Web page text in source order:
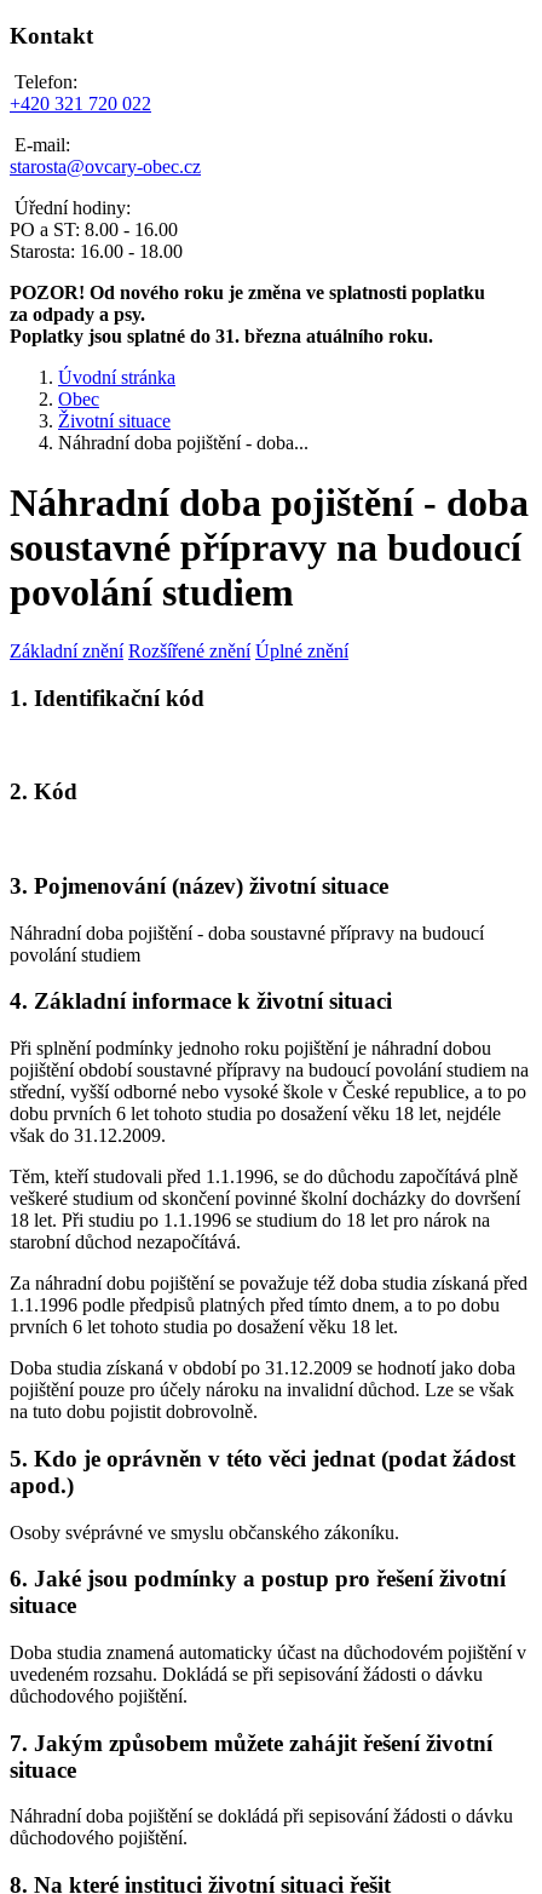
Kontakt
Telefon:
+420 321 720 022
E-mail:
starosta@ovcary-obec.cz
Úřední hodiny:
PO a ST: 8.00 - 16.00
Starosta: 16.00 - 18.00
POZOR! Od nového roku je změna ve splatnosti poplatku
za odpady a psy.
Poplatky jsou splatné do 31. března atuálního roku.
Úvodní stránka
Obec
Životní situace
Náhradní doba pojištění - doba...
Náhradní doba pojištění - doba
soustavné přípravy na budoucí
povolání studiem
Základní znění Rozšířené znění Úplné znění
1. Identifikační kód
2. Kód
3. Pojmenování (název) životní situace
Náhradní doba pojištění - doba soustavné přípravy na budoucí
povolání studiem
4. Základní informace k životní situaci
Při splnění podmínky jednoho roku pojištění je náhradní dobou
pojištění období soustavné přípravy na budoucí povolání studiem na
střední, vyšší odborné nebo vysoké škole v České republice, a to po
dobu prvních 6 let tohoto studia po dosažení věku 18 let, nejdéle
však do 31.12.2009.
Těm, kteří studovali před 1.1.1996, se do důchodu započítává plně
veškeré studium od skončení povinné školní docházky do dovršení
18 let. Při studiu po 1.1.1996 se studium do 18 let pro nárok na
starobní důchod nezapočítává.
Za náhradní dobu pojištění se považuje též doba studia získaná před
1.1.1996 podle předpisů platných před tímto dnem, a to po dobu
prvních 6 let tohoto studia po dosažení věku 18 let.
Doba studia získaná v období po 31.12.2009 se hodnotí jako doba
pojištění pouze pro účely nároku na invalidní důchod. Lze se však
na tuto dobu pojistit dobrovolně.
5. Kdo je oprávněn v této věci jednat (podat žádost
apod.)
Osoby svéprávné ve smyslu občanského zákoníku.
6. Jaké jsou podmínky a postup pro řešení životní
situace
Doba studia znamená automaticky účast na důchodovém pojištění v
uvedeném rozsahu. Dokládá se při sepisování žádosti o dávku
důchodového pojištění.
7. Jakým způsobem můžete zahájit řešení životní
situace
Náhradní doba pojištění se dokládá při sepisování žádosti o dávku
důchodového pojištění.
8. Na které instituci životní situaci řešit